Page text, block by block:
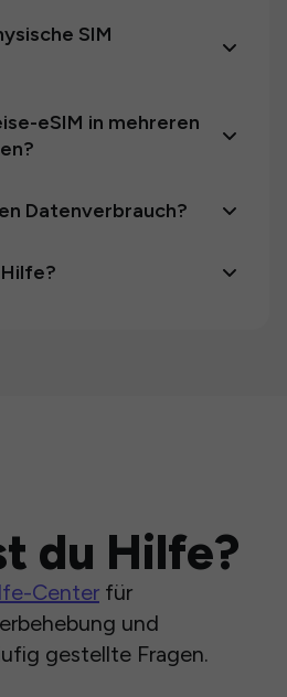
SIM
eSIM in mehreren
Datenverbrauch?
du Hilfe?
Center für
und
gestellte Fragen.